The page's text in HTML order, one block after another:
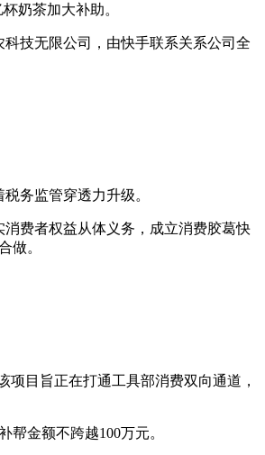
奶茶加大补助。
技无限公司，由快手联系关系公司全
务监管穿透力升级。
费者权益从体义务，成立消费胶葛快
做。
目旨正在打通工具部消费双向通道，
金额不跨越100万元。